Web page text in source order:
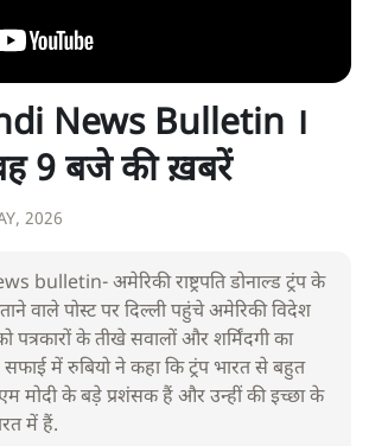
News Bulletin ।
9 बजे की ख़बरें
2026
bulletin- अमेरिकी राष्ट्रपति डोनाल्ड ट्रंप के
वाले पोस्ट पर दिल्ली पहुंचे अमेरिकी विदेश
को पत्रकारों के तीखे सवालों और शर्मिंदगी का
सफाई में रुबियो ने कहा कि ट्रंप भारत से बहुत
मोदी के बड़े प्रशंसक हैं और उन्हीं की इच्छा के
में हैं.